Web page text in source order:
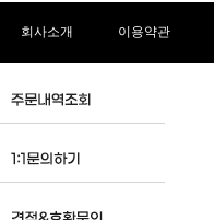
회사소개 이용약관